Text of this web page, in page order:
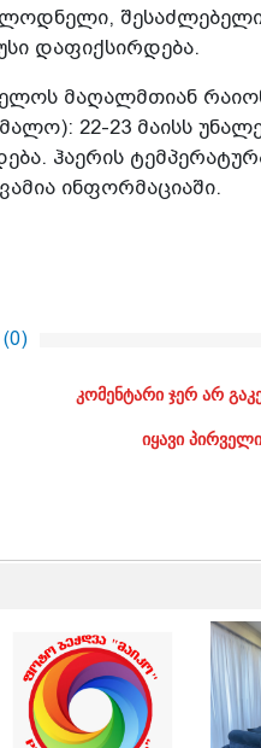
დაფიქსირდება.
მაღალმთიან
22-23 მაისს
ჰაერის
ინფორმაციაში.
0)
კომენტარი ჯერ არ
იყავი